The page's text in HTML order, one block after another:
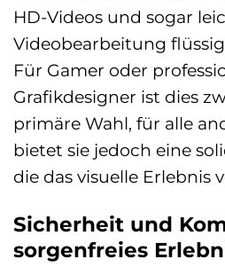
HD-Videos und sogar
Videobearbeitung
Für Gamer oder
Grafikdesigner ist dies
primäre Wahl, für alle
bietet sie jedoch eine
die das visuelle Erlebnis
Sicherheit und
sorgenfreies